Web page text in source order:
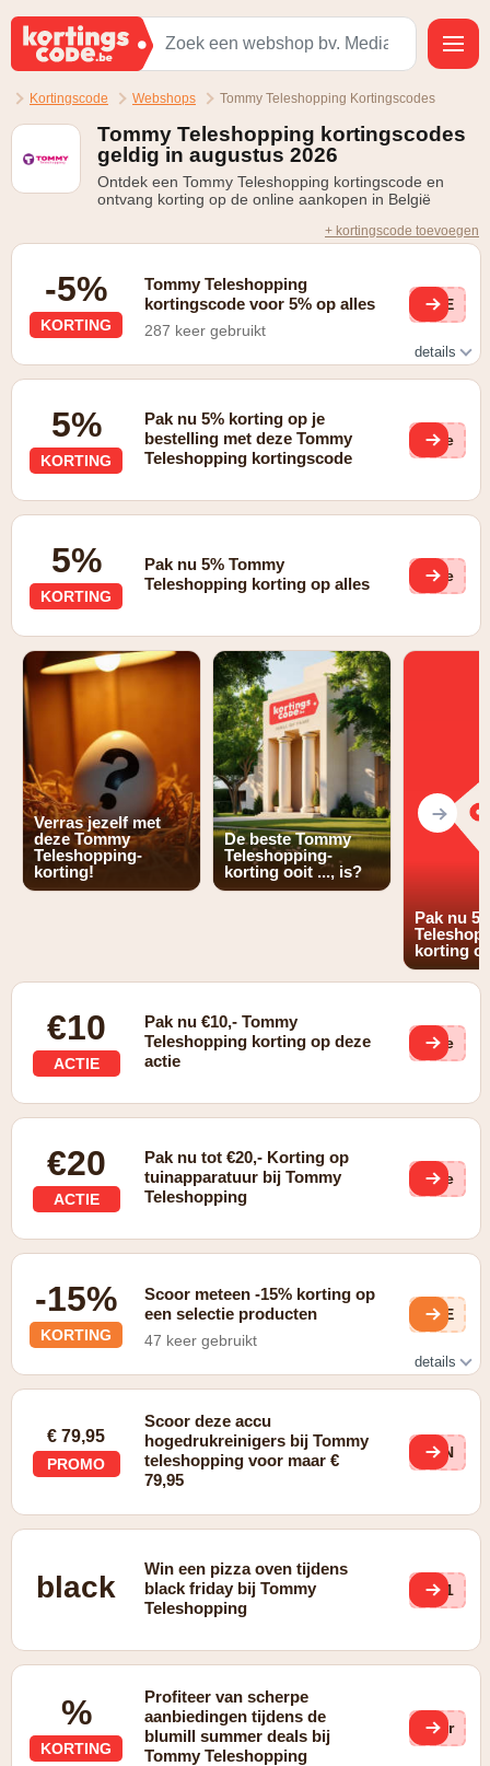
Kortingscode Webshops Tommy Teleshopping Kortingscodes
Tommy Teleshopping kortingscodes
geldig in augustus 2026
Ontdek een Tommy Teleshopping kortingscode en
ontvang korting op de online aankopen in België
+ kortingscode toevoegen
-5%
KORTING
Tommy Teleshopping
kortingscode voor 5% op alles
287 keer gebruikt
ZIE
details
5%
KORTING
Pak nu 5% korting op je
bestelling met deze Tommy
Teleshopping kortingscode
(ge
5%
KORTING
Pak nu 5% Tommy
Teleshopping korting op alles
(ge
Verras jezelf met
deze Tommy
Teleshopping-
korting!
De beste Tommy
Teleshopping-
korting ooit ..., is?
Pak nu
korting
€10
ACTIE
Pak nu €10,- Tommy
Teleshopping korting op deze
actie
(ge
€20
ACTIE
Pak nu tot €20,- Korting op
tuinapparatuur bij Tommy
Teleshopping
(ge
-15%
KORTING
Scoor meteen -15% korting op
een selectie producten
47 keer gebruikt
1kE
details
https://www.tommyteleshopping.be/outlet.html
€ 79,95
PROMO
Scoor deze accu
hogedrukreinigers bij Tommy
teleshopping voor maar €
79,95
LUN
black
Win een pizza oven tijdens
black friday bij Tommy
Teleshopping
3L1
%
KORTING
Profiteer van scherpe
aanbiedingen tijdens de
blumill summer deals bij
Tommy Teleshopping
eIr